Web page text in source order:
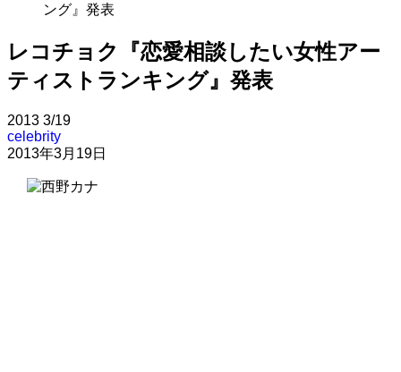
ング』発表
レコチョク『恋愛相談したい女性アー
ティストランキング』発表
2013 3/19
celebrity
2013年3月19日